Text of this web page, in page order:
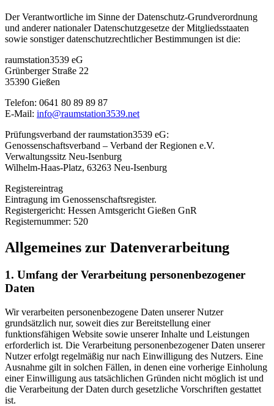
Der Verantwortliche im Sinne der Datenschutz-Grundverordnung
und anderer nationaler Datenschutzgesetze der Mitgliedsstaaten
sowie sonstiger datenschutzrechtlicher Bestimmungen ist die:
raumstation3539 eG
Grünberger Straße 22
35390 Gießen
Telefon: 0641 80 89 89 87
E-Mail: info@raumstation3539.net
Prüfungsverband der raumstation3539 eG:
Genossenschaftsverband – Verband der Regionen e.V.
Verwaltungssitz Neu-Isenburg
Wilhelm-Haas-Platz, 63263 Neu-Isenburg
Registereintrag
Eintragung im Genossenschaftsregister.
Registergericht: Hessen Amtsgericht Gießen GnR
Registernummer: 520
Allgemeines zur Datenverarbeitung
1. Umfang der Verarbeitung personenbezogener
Daten
Wir verarbeiten personenbezogene Daten unserer Nutzer
grundsätzlich nur, soweit dies zur Bereitstellung einer
funktionsfähigen Website sowie unserer Inhalte und Leistungen
erforderlich ist. Die Verarbeitung personenbezogener Daten unserer
Nutzer erfolgt regelmäßig nur nach Einwilligung des Nutzers. Eine
Ausnahme gilt in solchen Fällen, in denen eine vorherige Einholung
einer Einwilligung aus tatsächlichen Gründen nicht möglich ist und
die Verarbeitung der Daten durch gesetzliche Vorschriften gestattet
ist.